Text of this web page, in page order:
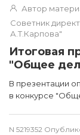
Автор
Советник
А.Т.Карпова"
Итоговая
"Общее
В презентации
в конкурсе
N 5219352